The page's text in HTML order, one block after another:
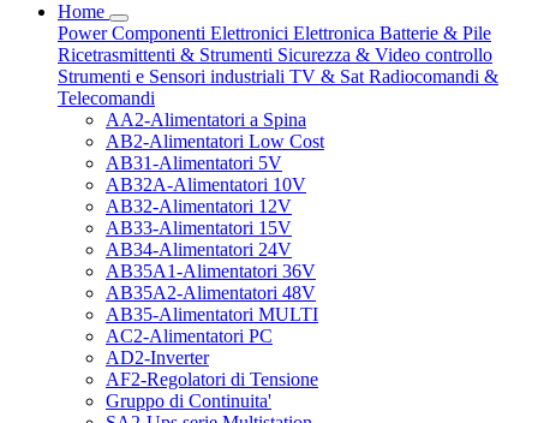
Home
PowerComponenti Elettronici Elettronica Batterie & Pile
Ricetrasmittenti & Strumenti Sicurezza & Video controllo
Strumenti e Sensori industriali TV & Sat Radiocomandi &
Telecomandi
AA2-Alimentatori a Spina
AB2-Alimentatori Low Cost
AB31-Alimentatori 5V
AB32A-Alimentatori 10V
AB32-Alimentatori 12V
AB33-Alimentatori 15V
AB34-Alimentatori 24V
AB35A1-Alimentatori 36V
AB35A2-Alimentatori 48V
AB35-Alimentatori MULTI
AC2-Alimentatori PC
AD2-Inverter
AF2-Regolatori di Tensione
Gruppo di Continuita'